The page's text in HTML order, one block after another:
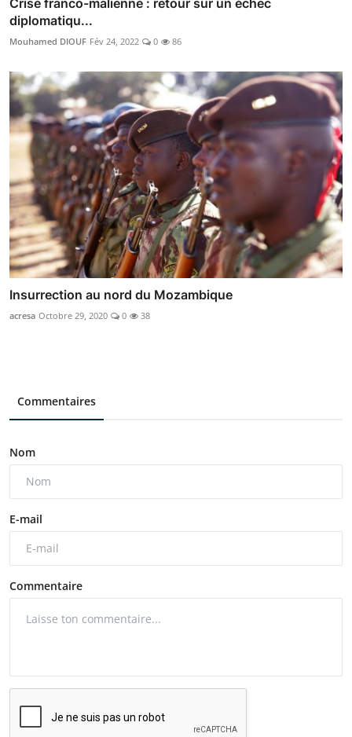
Crise franco-malienne : retour sur un échec
diplomatiqu...
Mouhamed DIOUF Fév 24, 2022 0 86
Insurrection au nord du Mozambique
acresa Octobre 29, 2020 0 38
Commentaires
Nom
E-mail
Commentaire